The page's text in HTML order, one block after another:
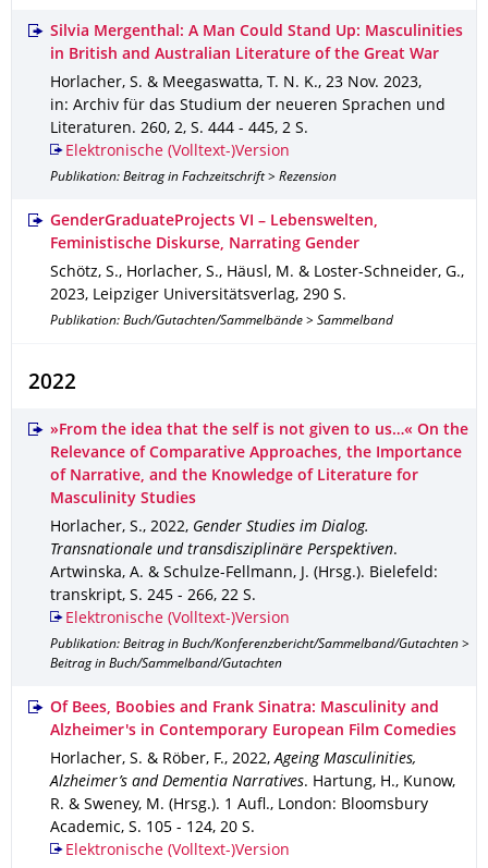
Silvia Mergenthal: A Man Could Stand Up: Masculinities
in British and Australian Literature of the Great War
Horlacher, S. & Meegaswatta, T. N. K., 23 Nov. 2023,
in: Archiv für das Studium der neueren Sprachen und
Literaturen. 260, 2, S. 444 - 445, 2 S.
Elektronische (Volltext-)Version
Publikation: Beitrag in Fachzeitschrift > Rezension
GenderGraduateProjects VI – Lebenswelten,
Feministische Diskurse, Narrating Gender
Schötz, S., Horlacher, S., Häusl, M. & Loster-Schneider, G.,
2023, Leipziger Universitätsverlag, 290 S.
Publikation: Buch/Gutachten/Sammelbände > Sammelband
2022
»From the idea that the self is not given to us…« On the
Relevance of Comparative Approaches, the Importance
of Narrative, and the Knowledge of Literature for
Masculinity Studies
Horlacher, S., 2022, Gender Studies im Dialog.
Transnationale und transdisziplinäre Perspektiven.
Artwinska, A. & Schulze-Fellmann, J. (Hrsg.). Bielefeld :
transkript, S. 245 - 266, 22 S.
Elektronische (Volltext-)Version
Publikation: Beitrag in Buch/Konferenzbericht/Sammelband/Gutachten >
Beitrag in Buch/Sammelband/Gutachten
Of Bees, Boobies and Frank Sinatra: Masculinity and
Alzheimer's in Contemporary European Film Comedies
Horlacher, S. & Röber, F., 2022,Ageing Masculinities,
Alzheimer’s and Dementia Narratives. Hartung, H., Kunow,
R. & Sweney, M. (Hrsg.). 1 Aufl., London: Bloomsbury
Academic, S. 105 - 124, 20 S.
Elektronische (Volltext-)Version